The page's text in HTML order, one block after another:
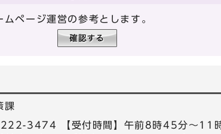
ページ運営の参考とします。
課
3474 【受付時間】午前8時45分～11